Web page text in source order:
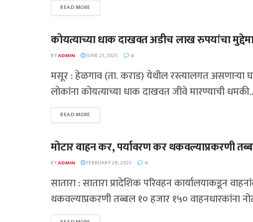
READ MORE
गुन्हेगारी
कोयत्याच्या धाक दाखवत अडीच लाख रुपयांचा
BYADMIN JUNE 21, 2025 0
मसूर : हेळगाव (ता. कराड) येथील रस्त्यालगत असणाऱ्या
लोकांना कोयत्याच्या धाक दाखवत जीवे मारण्याची
READ MORE
महाराष्ट्र
मोटार वाहन कर, पर्यावरण कर थकवल्याप्रकरणी
BYADMIN FEBRUARY 28, 2025 0
सातारा : सातारा प्रादेशिक परिवहन कार्यालयाकडून
थकवल्याप्रकरणी तब्बल १० हजार १५० वाहनधारकांना